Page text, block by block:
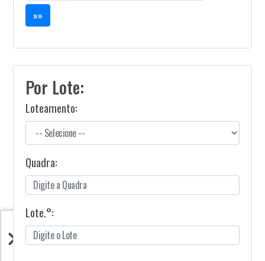
Por Lote:
Loteamento:
Quadra:
Lote.°: